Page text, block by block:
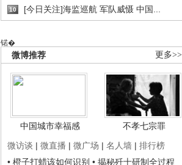
10 [今日关注]海监巡航 军队威慑 中国...
锘�
更多>>
微博推荐
中国城市幸福感
不孝七宗罪
微访谈 | 微直播 | 微广场 | 名人墙 | 排行榜
• 橙子打蜡该如何识别 • 揭秘歼十研制全过程